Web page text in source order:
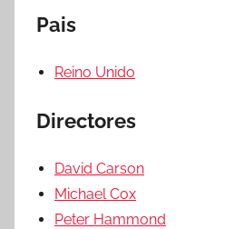
Pais
Reino Unido
Directores
David Carson
Michael Cox
Peter Hammond